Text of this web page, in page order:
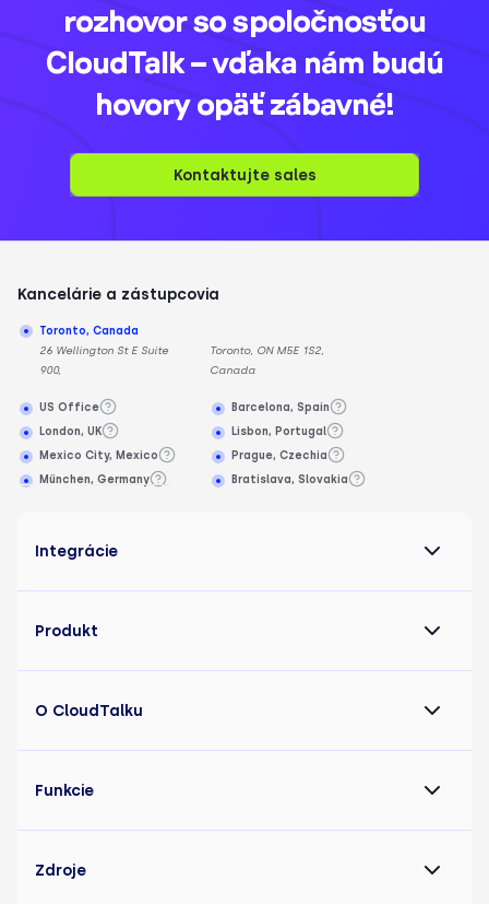
rozhovor so spoločnosťou
CloudTalk – vďaka nám budú
hovory opäť zábavné!
Kontaktujte sales
Kancelárie a zástupcovia
Toronto, Canada
26 Wellington St E Suite
900,
Toronto, ON M5E 1S2,
Canada
US Office
London, UK
Mexico City, Mexico
München, Germany
Barcelona, Spain
Lisbon, Portugal
Prague, Czechia
Bratislava, Slovakia
Integrácie
Produkt
O CloudTalku
Funkcie
Zdroje